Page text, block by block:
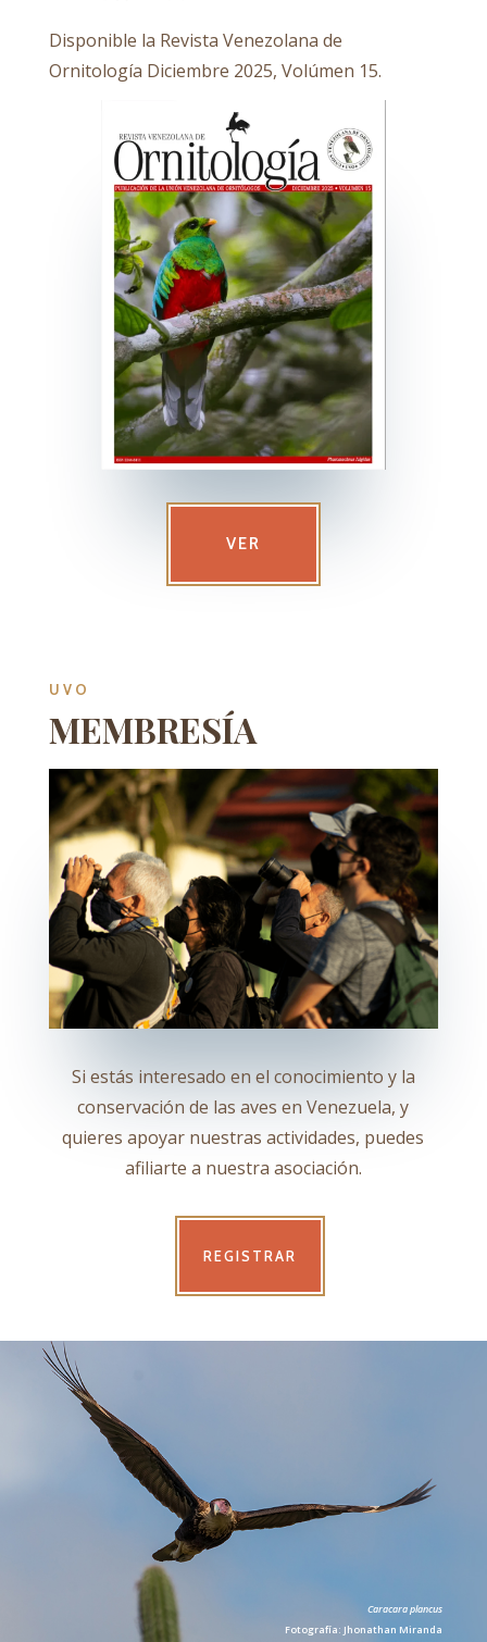
Disponible la Revista Venezolana de
Ornitología Diciembre 2025, Volúmen 15.
VER
UVO
MEMBRESÍA
Si estás interesado en el conocimiento y la
conservación de las aves en Venezuela, y
quieres apoyar nuestras actividades, puedes
afiliarte a nuestra asociación.
REGISTRAR
Caracara plancus
Fotografía: Jhonathan Miranda